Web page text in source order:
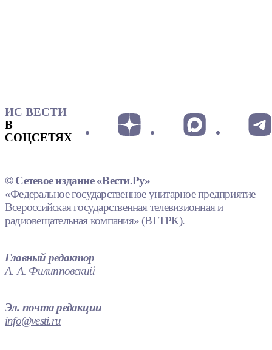
ИС ВЕСТИ
В
СОЦСЕТЯХ
© Сетевое издание «Вести.Ру»
«Федеральное государственное унитарное предприятие
Всероссийская государственная телевизионная и
радиовещательная компания» (ВГТРК).
Главный редактор
А. А. Филипповский
Эл. почта редакции
info@vesti.ru